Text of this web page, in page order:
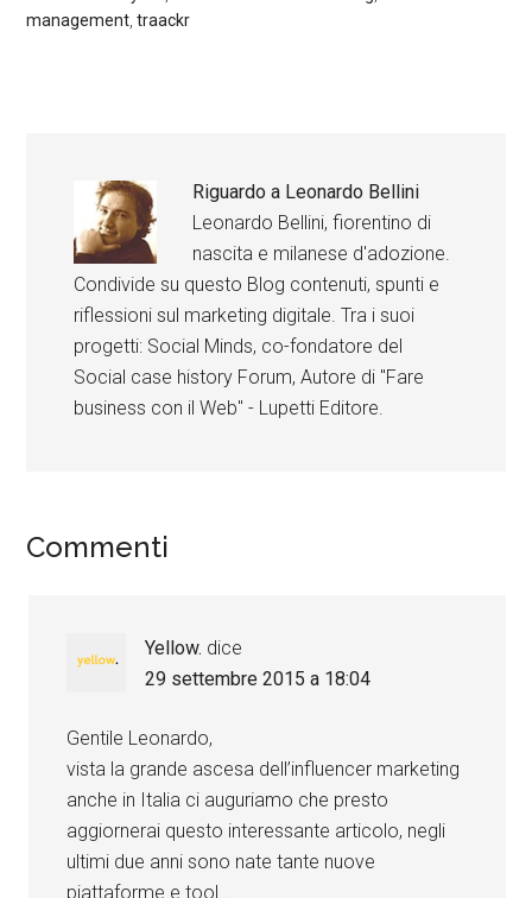
management ,traackr
Riguardo a Leonardo Bellini
Leonardo Bellini, fiorentino di
nascita e milanese d'adozione.
Condivide su questo Blog contenuti, spunti e
riflessioni sul marketing digitale. Tra i suoi
progetti: Social Minds, co-fondatore del
Social case history Forum, Autore di "Fare
business con il Web" - Lupetti Editore.
Commenti
Yellow. dice
29 settembre 2015 a 18:04
Gentile Leonardo,
vista la grande ascesa dell’influencer marketing
anche in Italia ci auguriamo che presto
aggiornerai questo interessante articolo, negli
ultimi due anni sono nate tante nuove
piattaforme e tool…